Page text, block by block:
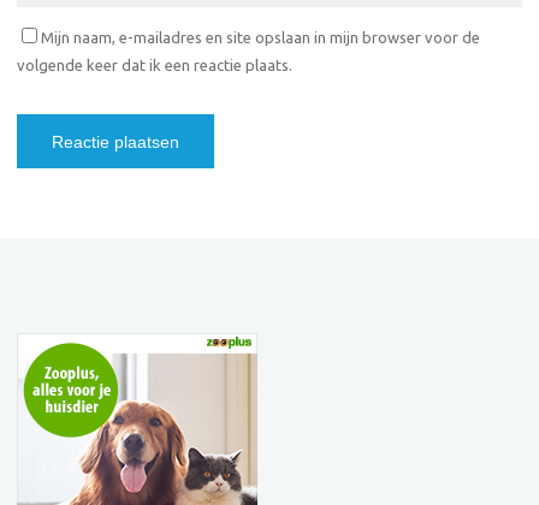
Mijn naam, e-mailadres en site opslaan in mijn browser voor de
volgende keer dat ik een reactie plaats.